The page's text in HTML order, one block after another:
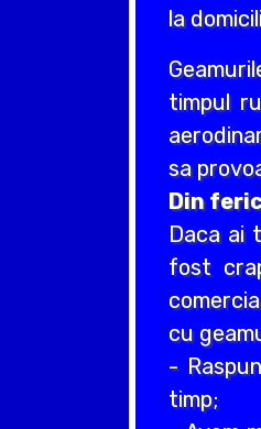
la
timpul
sa
Din
Daca ai
fost
cu
-
timp;